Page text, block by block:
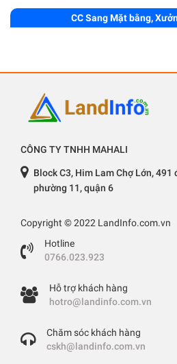
CC Sang Mặt bằng,
CÔNG TY TNHH MAHALI
Block C3, Him Lam Chợ Lớn,
phường 11, quận 6
Copyright © 2022 LandInfo.com.vn
Hotline
0766.023.923
Hỗ trợ khách hàng
hotro@landinfo.com.vn
Chăm sóc khách hàng
cskh@landinfo.com.vn